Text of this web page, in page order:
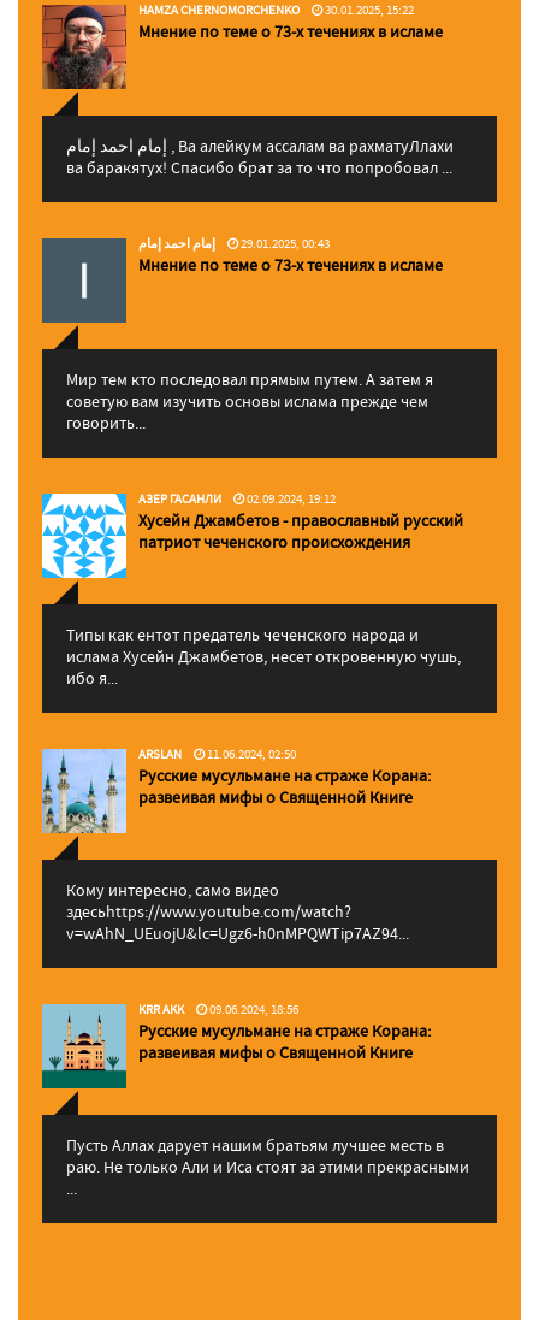
HAMZA CHERNOMORCHENKO 30.01.2025, 15:22
Мнение по теме о 73-х течениях в исламе
إمام احمد إمام , Ва алейкум ассалам ва рахматуЛлахи
ва баракятух! Спасибо брат за то что попробовал ...
إمام احمد إمام 29.01.2025, 00:43
Мнение по теме о 73-х течениях в исламе
Мир тем кто последовал прямым путем. А затем я
советую вам изучить основы ислама прежде чем
говорить...
АЗЕР ГАСАНЛИ 02.09.2024, 19:12
Хусейн Джамбетов - православный русский
патриот чеченского происхождения
Типы как ентот предатель чеченского народа и
ислама Хусейн Джамбетов, несет откровенную чушь,
ибо я...
ARSLAN 11.06.2024, 02:50
Русские мусульмане на страже Корана:
pазвеивая мифы о Священной Книге
Кому интересно, само видео
здесьhttps://www.youtube.com/watch?
v=wAhN_UEuojU&lc=Ugz6-h0nMPQWTip7AZ94...
KRR AKK 09.06.2024, 18:56
Русские мусульмане на страже Корана:
pазвеивая мифы о Священной Книге
Пусть Аллах дарует нашим братьям лучшее месть в
раю. Не только Али и Иса стоят за этими прекрасными
...